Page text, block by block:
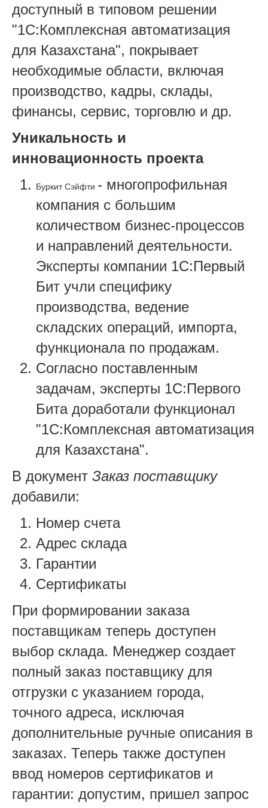
доступный в типовом решении
"1С:Комплексная автоматизация
для Казахстана", покрывает
необходимые области, включая
производство, кадры, склады,
финансы, сервис, торговлю и др.
Уникальность и
инновационность проекта
Буркит Сэйфти - многопрофильная
компания с большим
количеством бизнес-процессов
и направлений деятельности.
Эксперты компании 1С:Первый
Бит учли специфику
производства, ведение
складских операций, импорта,
функционала по продажам.
Согласно поставленным
задачам, эксперты 1С:Первого
Бита доработали функционал
"1С:Комплексная автоматизация
для Казахстана".
В документ Заказ поставщику
добавили:
Номер счета
Адрес склада
Гарантии
Сертификаты
При формировании заказа
поставщикам теперь доступен
выбор склада. Менеджер создает
полный заказ поставщику для
отгрузки с указанием города,
точного адреса, исключая
дополнительные ручные описания в
заказах. Теперь также доступен
ввод номеров сертификатов и
гарантии: допустим, пришел запрос